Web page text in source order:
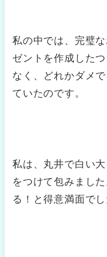
私の中では、完璧
ゼントを作成した
なく、どれかダメ
ていたのです。
私は、丸井で白い
をつけて包みまし
る！と得意満面でし